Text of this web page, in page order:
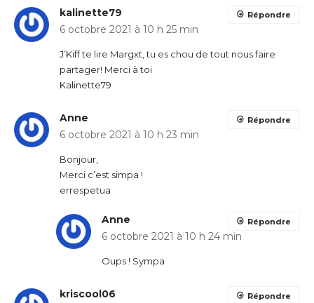
kalinette79
6 octobre 2021 à 10 h 25 min
J’Kiff te lire Margxt, tu es chou de tout nous faire
partager! Merci à toi
Kalinette79
Répondre
Anne
6 octobre 2021 à 10 h 23 min
Bonjour,
Merci c’est simpa !
errespetua
Répondre
Anne
6 octobre 2021 à 10 h 24 min
Oups ! Sympa
Répondre
kriscool06 Répondre